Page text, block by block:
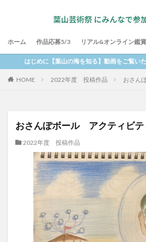
ホーム 作品応募5/3 リアル&オンライン鑑
はじめに【葉山の海を知る】動画をご覧
HOME 2022年度 投稿作品 おさん
おさんぽボール アクティビテ
2022年度 投稿作品